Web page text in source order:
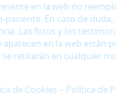
en la web no
paciente. En caso de
Las fotos y los
en la web están
retirarán en cualquier
de Cookies– Política de